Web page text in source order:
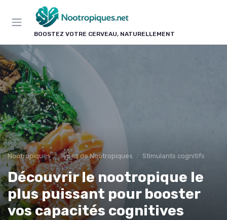
BOOSTEZ VOTRE CERVEAU, NATURELLEMENT
Nootropiques Types de Nootropiques Stimulants cognitifs
Découvrir le nootropique le
plus puissant pour booster
vos capacités cognitives
Panneau de gestion des cookies